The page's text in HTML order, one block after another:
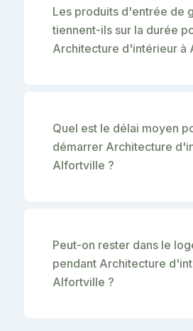
Les produits d'entrée de
tiennent-ils sur la durée
Architecture d'intérieur à
Quel est le délai moyen
démarrer Architecture
Alfortville ?
Peut-on rester dans le
pendant Architecture
Alfortville ?